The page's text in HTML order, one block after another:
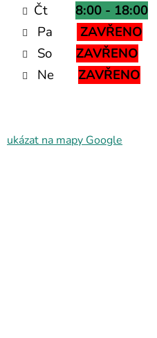
Čt 8:00 - 18:00
Pa
ZAVŘENO
So ZAVŘENO
Ne
ZAVŘENO
ukázat na mapy Google